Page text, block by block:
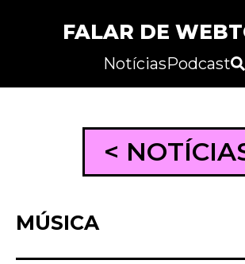
FALAR DE
NotíciasPodcast
<
MÚSICA